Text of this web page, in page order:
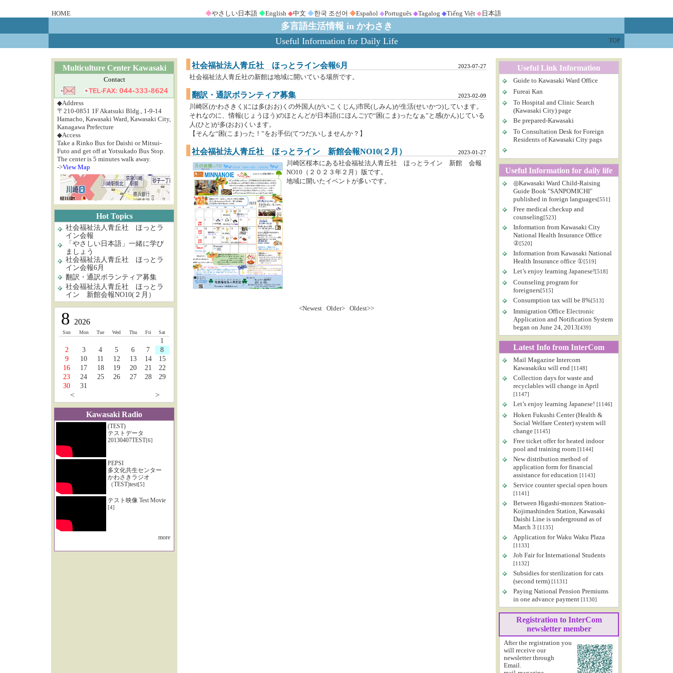
HOME ◆やさしい日本語 ◆English ◆中文 ◆한국 조선어 ◆Español ◆Português ◆Tagalog ◆Tiếng Việt ◆ 日本語
多言語生活情報 in かわさき
Useful Information for Daily Life
TOP
Multiculture Center Kawasaki
Contact
◆Address
〒210-0851 1F Akatsuki Bldg., 1-9-14
Hamacho, Kawasaki Ward, Kawasaki City,
Kanagawa Prefecture
◆Access
Take a Rinko Bus for Daishi or Mitsui-
Futo and get off at Yotsukado Bus Stop.
The center is 5 minutes walk away.
->View Map
Hot Topics
社会福祉法人青丘社 ほっとラ
イン会報
「やさしい日本語」一緒に学び
ましょう
社会福祉法人青丘社 ほっとラ
イン会報6月
翻訳・通訳ボランティア募集
社会福祉法人青丘社 ほっとラ
イン 新館会報NO10(２月）
8 2026
Sun Mon Tue Wed Thu Fri Sat
1
2
3 4 5 6 7
8
9
10 11 12 13 14
15
16
17 18 19 20 21
22
23
24 25 26 27 28
29
30
31
< >
Kawasaki Radio
(TEST)
テストデータ
20130407TEST[6]
PEPSI
多文化共生センター
かわさきラジオ
（TEST)test[5]
テスト映像 Test Movie
[4]
more
社会福祉法人青丘社 ほっとライン会報6月 2023-07-27
社会福祉法人青丘社の新館は地域に開いている場所です。
翻訳・通訳ボランティア募集 2023-02-09
川崎区(かわさきく)には多(おお)くの外国人(がいこくじん)市民(しみん)が生活(せいかつ)しています。
それなのに、情報(じょうほう)のほとんどが日本語(にほんご)で“困(こま)ったなぁ”と感(かん)じている
人(ひと)が多(おお)くいます。
【そんな“困(こま)った！”をお手伝(てつだ)いしませんか？】
社会福祉法人青丘社 ほっとライン 新館会報NO10(２月） 2023-01-27
川崎区桜本にある社会福祉法人青丘社 ほっとライン 新館 会報
NO10（２０２３年２月）版です。
地域に開いたイベントが多いです。
<Newest Older> Oldest>>
Useful Link Information
Guide to Kawasaki Ward Office
Fureai Kan
To Hospital and Clinic Search
(Kawasaki City) page
Be prepared-Kawasaki
To Consultation Desk for Foreign
Residents of Kawasaki City pags
Useful Information for daily life
◎Kawasaki Ward Child-Raising
Guide Book "SANPOMICHI"
published in foreign languages[551]
Free medical checkup and
counseling[523]
Information from Kawasaki City
National Health Insurance Office
②[520]
Information from Kawasaki National
Health Insurance office ①[519]
Let’s enjoy learning Japanese![518]
Counseling program for
foreigners[515]
Consumption tax will be 8%[513]
Immigration Office Electronic
Application and Notification System
began on June 24, 2013[439]
Latest Info from InterCom
Mail Magazine Intercom
Kawasakiku will end [1148]
Collection days for waste and
recyclables will change in April
[1147]
Let’s enjoy learning Japanese! [1146]
Hoken Fukushi Center (Health &
Social Welfare Center) system will
change [1145]
Free ticket offer for heated indoor
pool and training room [1144]
New distribution method of
application form for financial
assistance for education [1143]
Service counter special open hours
[1141]
Between Higashi-monzen Station-
Kojimashinden Station, Kawasaki
Daishi Line is underground as of
March 3 [1135]
Application for Waku Waku Plaza
[1133]
Job Fair for International Students
[1132]
Subsidies for sterilization for cats
(second term) [1131]
Paying National Pension Premiums
in one advance payment [1130]
Registration to InterCom
newsletter member
After the registration you
will receive our
newsletter through
Email.